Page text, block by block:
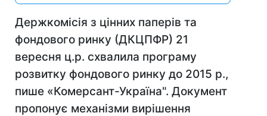
Держкомісія з цінних паперів та
фондового ринку (ДКЦПФР) 21
вересня ц.р. схвалила програму
розвитку фондового ринку до 2015 р.,
пише «Комерсант-Україна". Документ
пропонує механізми вирішення